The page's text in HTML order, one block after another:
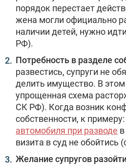
порядок перестает
жена могли официально
наличии детей, нужно
РФ).
Потребность в разделе
развестись, супруги не
делить имущество. В этом
упрощенная схема
СК РФ). Когда возник
собственности, к
автомобиля при разводе
визита в суд не обойтись
Желание супругов